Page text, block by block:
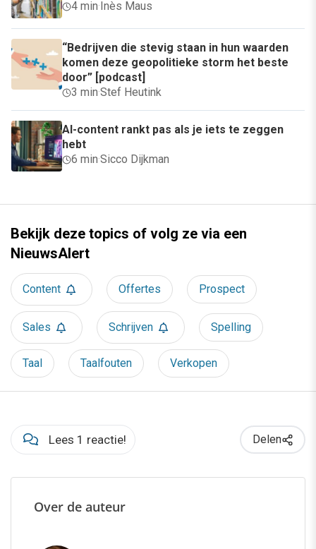
4 min· Inès Maus
“Bedrijven die stevig staan in hun waarden
komen deze geopolitieke storm het beste
door” [podcast]
3 min·Stef Heutink
AI-content rankt pas als je iets te zeggen
hebt
6 min·Sicco Dijkman
Bekijk deze topics of volg ze via een
NieuwsAlert
Content Offertes Prospect
Sales Schrijven Spelling
Taal Taalfouten Verkopen
Lees 1 reactie! Delen
Over de auteur